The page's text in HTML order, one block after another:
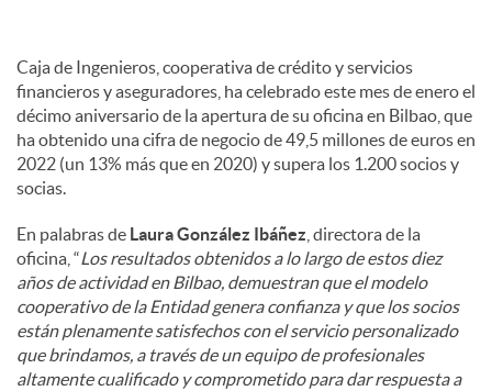
Caja de Ingenieros, cooperativa de crédito y servicios
financieros y aseguradores, ha celebrado este mes de enero el
décimo aniversario de la apertura de su oficina en Bilbao, que
ha obtenido una cifra de negocio de 49,5 millones de euros en
2022 (un 13% más que en 2020) y supera los 1.200 socios y
socias.
En palabras de Laura González Ibáñez , directora de la
oficina, “Los resultados obtenidos a lo largo de estos diez
años de actividad en Bilbao, demuestran que el modelo
cooperativo de la Entidad genera confianza y que los socios
están plenamente satisfechos con el servicio personalizado
que brindamos, a través de un equipo de profesionales
altamente cualificado y comprometido para dar respuesta a